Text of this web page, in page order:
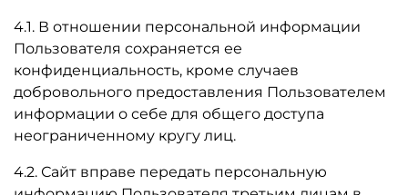
4.1. В отношении персональной информации
Пользователя сохраняется ее
конфиденциальность, кроме случаев
добровольного предоставления Пользователем
информации о себе для общего доступа
неограниченному кругу лиц.
4.2. Сайт вправе передать персональную